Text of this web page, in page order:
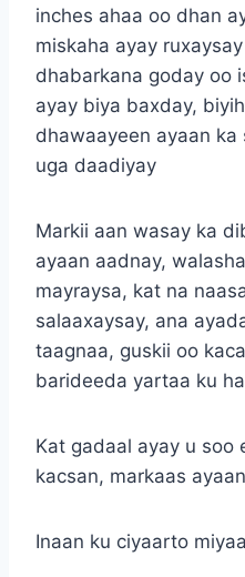
inches ahaa oo dhan
miskaha ayay
dhabarkana goday oo
ayay biya baxday,
dhawaayeen ayaan ka
uga daadiyay
Markii aan wasay ka
ayaan aadnay,
mayraysa, kat na
salaaxaysay, ana
taagnaa, guskii oo
barideeda yartaa ku
Kat gadaal ayay u soo
kacsan, markaas
Inaan ku ciyaarto